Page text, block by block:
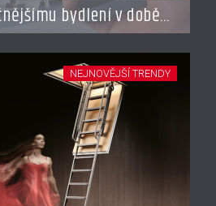
bydlení v době
NEJNOVĚJŠÍ TRENDY